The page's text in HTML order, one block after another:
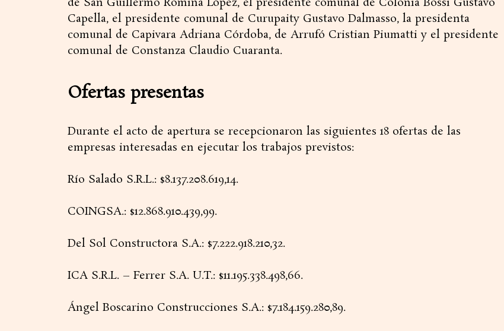
Capella, el presidente comunal de Curupaity Gustavo Dalmasso, la presidenta
comunal de Capivara Adriana Córdoba, de Arrufó Cristian Piumatti y el presidente
comunal de Constanza Claudio Cuaranta.
Ofertas presentas
Durante el acto de apertura se recepcionaron las siguientes 18 ofertas de las
empresas interesadas en ejecutar los trabajos previstos:
Río Salado S.R.L.: $8.137.208.619,14.
COINGSA.: $12.868.910.439,99.
Del Sol Constructora S.A.: $7.222.918.210,32.
ICA S.R.L. – Ferrer S.A. U.T.: $11.195.338.498,66.
Ángel Boscarino Construcciones S.A.: $7.184.159.280,89.